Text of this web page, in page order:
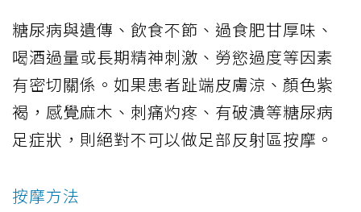
糖尿病與遺傳、飲食不節、過食肥甘厚味、
喝酒過量或長期精神刺激、勞慾過度等因素
有密切關係。如果患者趾端皮膚涼、顏色紫
褐，感覺麻木、刺痛灼疼、有破潰等糖尿病
足症狀，則絕對不可以做足部反射區按摩。
按摩方法